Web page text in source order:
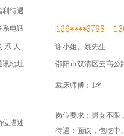
待遇
电话
系 人 谢小姐、姚先生
地址 邵阳市双清区云高公
描述
裁床师傅：1名
岗位要求：男女不限
待遇：面议，包吃中